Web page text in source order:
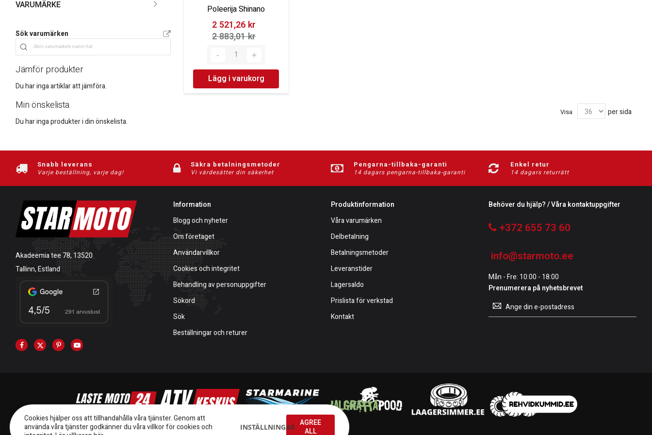
Poleerija Shinano
2 521,26 kr‎
2 883,01 kr‎
Lägg i varukorg
Visa per sida
VARUMÄRKE
Sök varumärken
Jämför produkter
Du har inga artiklar att jämföra.
Min önskelista
Du har inga produkter i din önskelista.
Snabb leverans
Varje beställning, varje dag!
Säkra betalningsmetoder
Vi värdesätter din säkerhet
Pengarna-tillbaka-garanti
14 dagars pengarna-tillbaka-garanti
Enkel retur
14 dagars returrätt
Akadeemia tee 78, 13520
Tallinn, Estland
Information
Blogg och nyheter
Om företaget
Användarvillkor
Cookies och integritet
Behandling av personuppgifter
Sökord
Sök
Beställningar och returer
Produktinformation
Våra varumärken
Delbetalning
Betalningsmetoder
Leveranstider
Lagersaldo
Prislista för verkstad
Kontakt
Behöver du hjälp? / Våra kontaktuppgifter
+372 655 73 60
info@starmoto.ee
Mån - Fre: 10:00 - 18:00
Prenumerera på nyhetsbrevet
Prenumerera
på
vårt
Cookies hjälper oss att tillhandahålla våra tjänster. Genom att
använda våra tjänster godkänner du våra villkor för cookies och
INSTÄLLNINGAR AGREE
ALL